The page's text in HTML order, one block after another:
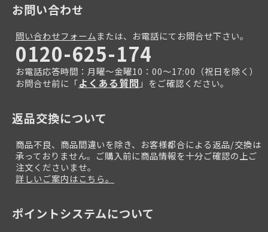
お問い合わせ
問い合わせフォームまたは、お電話にてお問合せ下さい。
0120-625-174
お電話応答時間：月曜～金曜10：00～17:00（祝日を除く）
お問合せ前に「よくある質問 」をご確認ください。
返品交換について
商品不良、商品間違いを除き、お客様都合による返品/交換は
承っておりません。ご購入前に商品情報を十分ご確認の上ご
注文くださいませ。
詳しいご案内はこちら。
ポイントシステムについて